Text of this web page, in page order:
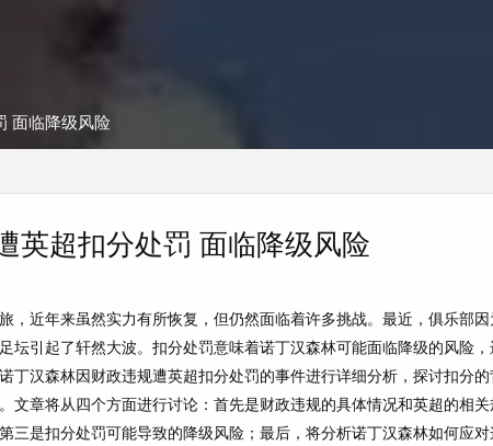
面临降级风险
英超扣分处罚 面临降级风险
，近年来虽然实力有所恢复，但仍然面临着许多挑战。最近，俱乐部
坛引起了轩然大波。扣分处罚意味着诺丁汉森林可能面临降级的风险
丁汉森林因财政违规遭英超扣分处罚的事件进行详细分析，探讨扣分
文章将从四个方面进行讨论：首先是财政违规的具体情况和英超的相
三是扣分处罚可能导致的降级风险；最后，将分析诺丁汉森林如何应对